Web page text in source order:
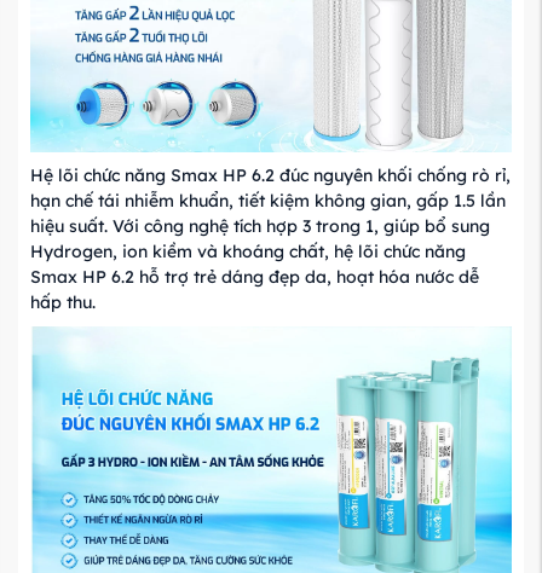
Hệ lõi chức năng Smax HP 6.2 đúc nguyên khối chống rò rỉ,
hạn chế tái nhiễm khuẩn, tiết kiệm không gian, gấp 1.5 lần
hiệu suất. Với công nghệ tích hợp 3 trong 1, giúp bổ sung
Hydrogen, ion kiềm và khoáng chất, hệ lõi chức năng
Smax HP 6.2 hỗ trợ trẻ dáng đẹp da, hoạt hóa nước dễ
hấp thu.